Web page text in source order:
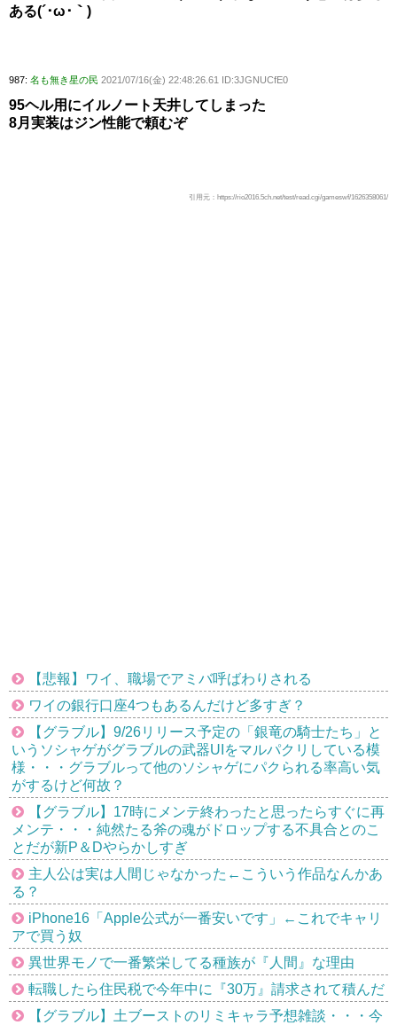
ある(´･ω･｀)
987: 名も無き星の民 2021/07/16(金) 22:48:26.61 ID:3JGNUCfE0
95ヘル用にイルノート天井してしまった
8月実装はジン性能で頼むぞ
引用元：https://rio2016.5ch.net/test/read.cgi/gameswf/1626358061/
【悲報】ワイ、職場でアミバ呼ばわりされる
ワイの銀行口座4つもあるんだけど多すぎ？
【グラブル】9/26リリース予定の「銀竜の騎士たち」と
いうソシャゲがグラブルの武器UIをマルパクリしている模
様・・・グラブルって他のソシャゲにパクられる率高い気
がするけど何故？
【グラブル】17時にメンテ終わったと思ったらすぐに再
メンテ・・・純然たる斧の魂がドロップする不具合とのこ
とだが新P＆Dやらかしすぎ
主人公は実は人間じゃなかった←こういう作品なんかあ
る？
iPhone16「Apple公式が一番安いです」←これでキャリ
アで買う奴
異世界モノで一番繁栄してる種族が『人間』な理由
転職したら住民税で今年中に『30万』請求されて積んだ
【グラブル】土ブーストのリミキャラ予想雑談・・・今